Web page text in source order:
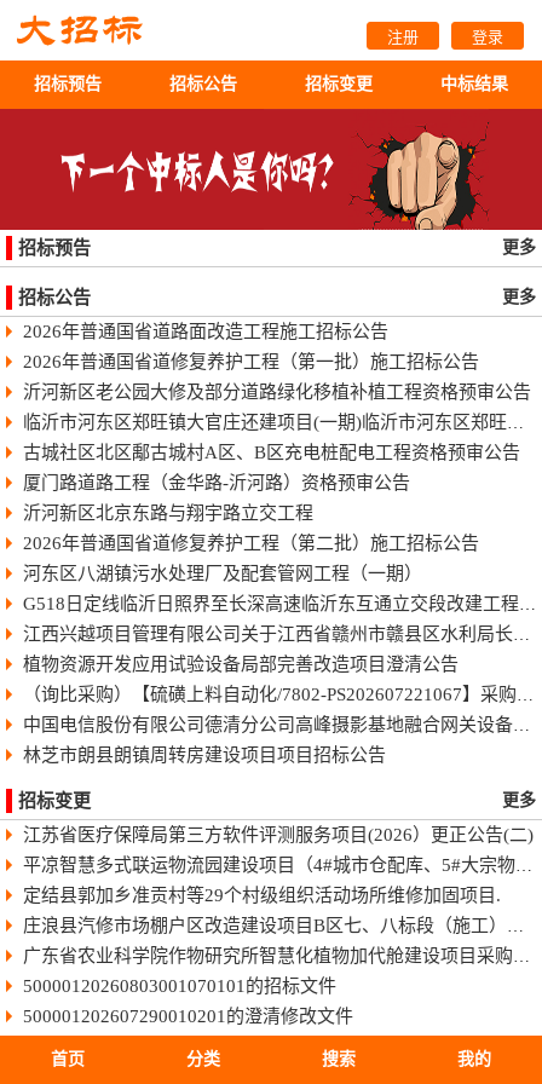
注册 登录
招标预告 招标公告 招标变更 中标结果
招标预告 更多
招标公告 更多
2026年普通国省道路面改造工程施工招标公告
2026年普通国省道修复养护工程（第一批）施工招标公告
沂河新区老公园大修及部分道路绿化移植补植工程资格预审公告
临沂市河东区郑旺镇大官庄还建项目(一期)临沂市河东区郑旺镇大官庄还建项目（一期）
古城社区北区鄅古城村A区、B区充电桩配电工程资格预审公告
厦门路道路工程（金华路-沂河路）资格预审公告
沂河新区北京东路与翔宇路立交工程
2026年普通国省道修复养护工程（第二批）施工招标公告
河东区八湖镇污水处理厂及配套管网工程（一期）
G518日定线临沂日照界至长深高速临沂东互通立交段改建工程快速化智慧公路施工招标公告
江西兴越项目管理有限公司关于江西省赣州市赣县区水利局长臂型中型蓝藻打捞干化一体船采购（项目编号：JXXY2026-GX-J002）的电子化竞争性谈判公告
植物资源开发应用试验设备局部完善改造项目澄清公告
（询比采购）【硫磺上料自动化/7802-PS202607221067】采购变更公告（第8号）
中国电信股份有限公司德清分公司高峰摄影基地融合网关设备采购项目-终止公告
林芝市朗县朗镇周转房建设项目项目招标公告
招标变更 更多
江苏省医疗保障局第三方软件评测服务项目(2026）更正公告(二)
平凉智慧多式联运物流园建设项目（4#城市仓配库、5#大宗物资库、场地强夯及地基处理）监理招标文件
定结县郭加乡准贡村等29个村级组织活动场所维修加固项目.
庄浪县汽修市场棚户区改造建设项目B区七、八标段（施工）招标文件
广东省农业科学院作物研究所智慧化植物加代舱建设项目采购更正公告（第一次）
50000120260803001070101的招标文件
500001202607290010201的澄清修改文件
50011420260806025010101的招标文件
首页 分类 搜索 我的